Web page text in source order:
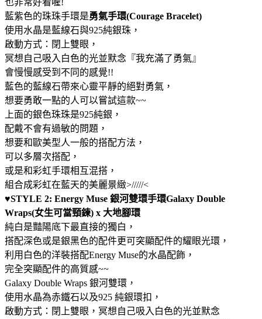
藍紫色的珠珠手環是勇氣手環(Courage Bracelet)
使用水晶是藍線石與925純銀珠，
啟動方式：閉上雙眼，
冥想自己吸入白色的光並默念『我充滿了勇氣』
會慢慢感受到不同的感覺!!
藍色的藍線石帶來心靈平靜的絕對勇氣，
想要勇敢一點的人可以嘗試這款~~
上面的銀色珠珠是925純銀，
配戴不會有過敏的問題，
想要和歐美型人一般的搭配方法，
可以多層次搭配，
或是和彩虹手環相互混搭，
組合成彩虹在藍天的美麗景緻>/////<
♥STYLE 2: Energy Muse 銀河雙環手環Galaxy Double
Wraps(女生可當頸鍊) x 大地腳環
純白是豔陽底下最直接的獨白，
搭配深色或是銀黑色的配件更可突顯配件的耀眼光環，
利用白色的洋裝搭配Energy Muse的水晶配飾，
完全突顯配件的高質感~~
Galaxy Double Wraps 銀河雙環，
使用水晶為赤鐵石以及925 純銀環扣，
啟動方式：閉上雙眼，冥想自己吸入白色的光並默念